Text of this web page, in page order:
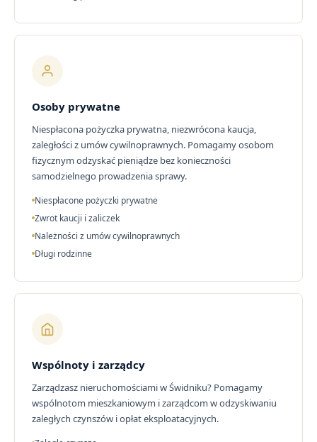
Osoby prywatne
Niespłacona pożyczka prywatna, niezwrócona kaucja,
zaległości z umów cywilnoprawnych. Pomagamy osobom
fizycznym odzyskać pieniądze bez konieczności
samodzielnego prowadzenia sprawy.
Niespłacone pożyczki prywatne
Zwrot kaucji i zaliczek
Należności z umów cywilnoprawnych
Długi rodzinne
Wspólnoty i zarządcy
Zarządzasz nieruchomościami w Świdniku? Pomagamy
wspólnotom mieszkaniowym i zarządcom w odzyskiwaniu
zaległych czynszów i opłat eksploatacyjnych.